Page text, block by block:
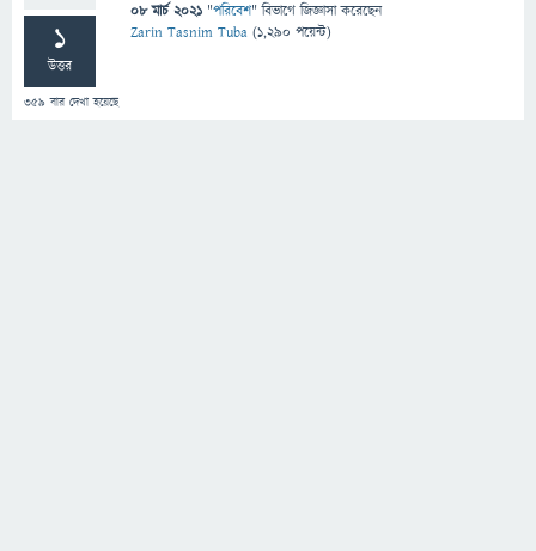
1
উত্তর
359 বার দেখা হয়েছে
08 মার্চ 2021 "পরিবেশ" বিভাগে জিজ্ঞাসাকরেছেন
Zarin Tasnim Tuba (1,290 পয়েন্ট)